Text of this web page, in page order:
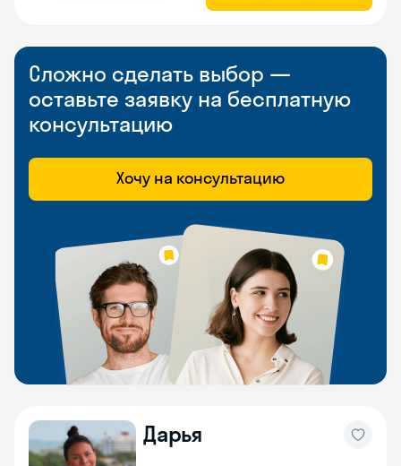
Сложно сделать выбор —
оставьте заявку на бесплатную
консультацию
Хочу на консультацию
Дарья